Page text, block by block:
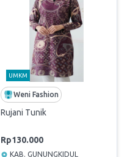
UMKM
Weni Fashion
Rujani Tunik
Rp130.000
KAB. GUNUNGKIDUL